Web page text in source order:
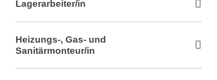
Lagerarbeiter/in
Heizungs-, Gas- und
Sanitärmonteur/in